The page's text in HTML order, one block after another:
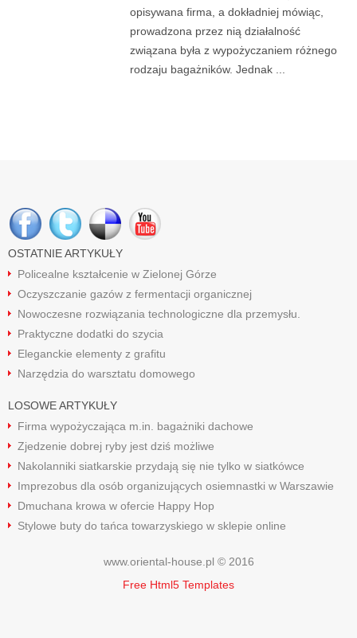
opisywana firma, a dokładniej mówiąc,
prowadzona przez nią działalność
związana była z wypożyczaniem różnego
rodzaju bagażników. Jednak ...
OSTATNIE ARTYKUŁY
Policealne kształcenie w Zielonej Górze
Oczyszczanie gazów z fermentacji organicznej
Nowoczesne rozwiązania technologiczne dla przemysłu.
Praktyczne dodatki do szycia
Eleganckie elementy z grafitu
Narzędzia do warsztatu domowego
LOSOWE ARTYKUŁY
Firma wypożyczająca m.in. bagażniki dachowe
Zjedzenie dobrej ryby jest dziś możliwe
Nakolanniki siatkarskie przydają się nie tylko w siatkówce
Imprezobus dla osób organizujących osiemnastki w Warszawie
Dmuchana krowa w ofercie Happy Hop
Stylowe buty do tańca towarzyskiego w sklepie online
www.oriental-house.pl © 2016
Free Html5 Templates